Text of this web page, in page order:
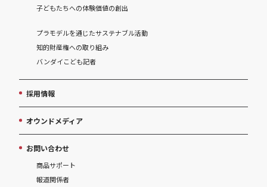
子どもたちへの体験価値の創出
プラモデルを通じたサステナブル活動
知的財産権への取り組み
バンダイこども記者
採用情報
オウンドメディア
お問い合わせ
商品サポート
報道関係者